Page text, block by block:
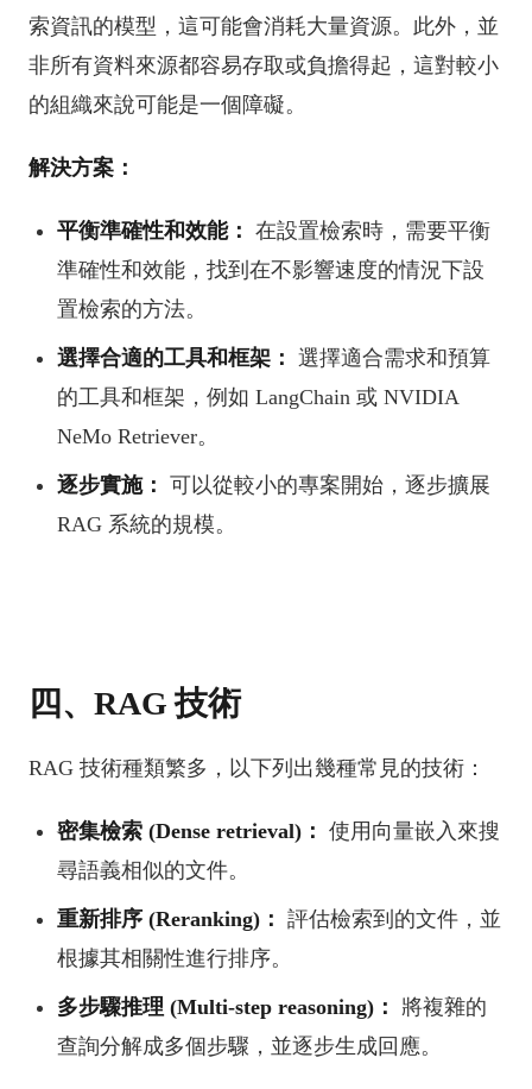
索資訊的模型，這可能會消耗大量資源。此外，並
非所有資料來源都容易存取或負擔得起，這對較小
的組織來說可能是一個障礙。
解決方案：
平衡準確性和效能： 在設置檢索時，需要平衡
準確性和效能，找到在不影響速度的情況下設
置檢索的方法。
選擇合適的工具和框架： 選擇適合需求和預算
的工具和框架，例如 LangChain 或 NVIDIA
NeMo Retriever。
逐步實施： 可以從較小的專案開始，逐步擴展
RAG 系統的規模。
四、RAG 技術
RAG 技術種類繁多，以下列出幾種常見的技術：
密集檢索 (Dense retrieval)： 使用向量嵌入來搜
尋語義相似的文件。
重新排序 (Reranking)： 評估檢索到的文件，並
根據其相關性進行排序。
多步驟推理 (Multi-step reasoning)：
將複雜的
查詢分解成多個步驟，並逐步生成回應。